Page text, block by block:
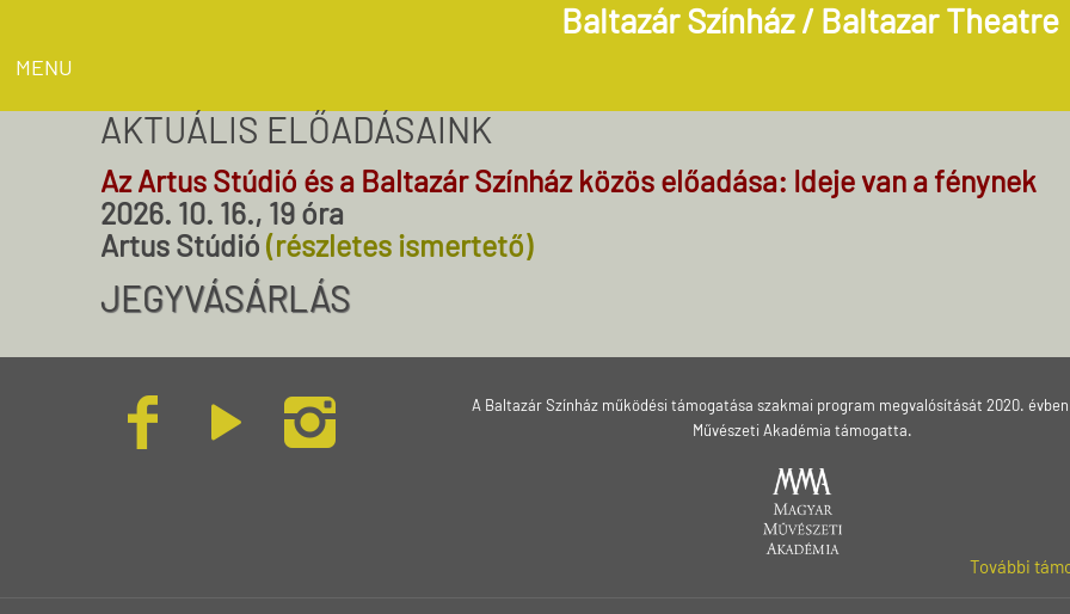
Baltazár Színház / Baltazar Theatre
MENU
AKTUÁLIS ELŐADÁSAINK
Az Artus Stúdió és a Baltazár Színház közös előadása: Ideje van a fénynek
2026. 10. 16., 19 óra
Artus Stúdió (részletes ismertető)
JEGYVÁSÁRLÁS
A Baltazár Színház működési támogatása szakmai program megvalósítását 2020.
Művészeti Akadémia támogatta.
További